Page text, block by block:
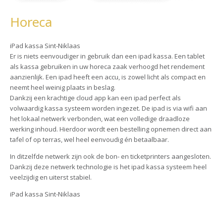
Horeca
iPad kassa Sint-Niklaas
Er is niets eenvoudiger in gebruik dan een ipad kassa. Een tablet
als kassa gebruiken in uw horeca zaak verhoogd het rendement
aanzienlijk. Een ipad heeft een accu, is zowel licht als compact en
neemt heel weinig plaats in beslag.
Dankzij een krachtige cloud app kan een ipad perfect als
volwaardig kassa systeem worden ingezet. De ipad is via wifi aan
het lokaal netwerk verbonden, wat een volledige draadloze
werking inhoud. Hierdoor wordt een bestelling opnemen direct aan
tafel of op terras, wel heel eenvoudig én betaalbaar.
In ditzelfde netwerk zijn ook de bon- en ticketprinters aangesloten.
Dankzij deze netwerk technologie is het ipad kassa systeem heel
veelzijdig en uiterst stabiel.
iPad kassa Sint-Niklaas